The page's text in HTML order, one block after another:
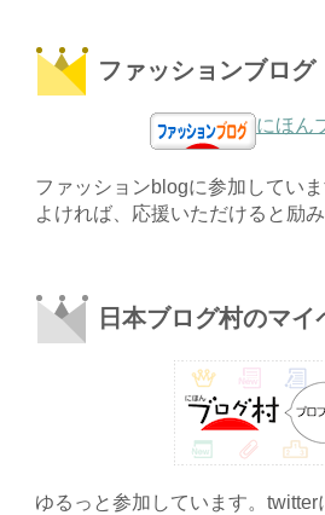
ファッションブログ
にほん
ファッションblogに参加していま
よければ、応援いただけると励み
日本ブログ村のマイ
ゆるっと参加しています。twitter